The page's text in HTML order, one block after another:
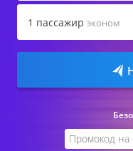
1 пассажир эконом